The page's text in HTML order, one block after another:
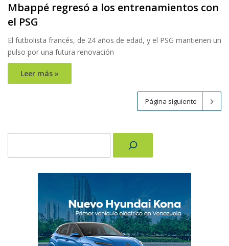
Mbappé regresó a los entrenamientos con
el PSG
El futbolista francés, de 24 años de edad, y el PSG mantienen un
pulso por una futura renovación
Leer más »
Página siguiente